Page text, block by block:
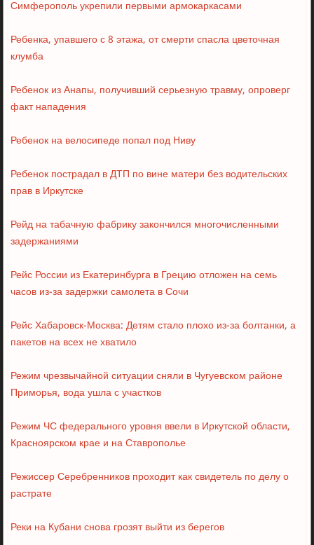
Симферополь укрепили первыми армокаркасами
Ребенка, упавшего с 8 этажа, от смерти спасла цветочная
клумба
Ребенок из Анапы, получивший серьезную травму, опроверг
факт нападения
Ребенок на велосипеде попал под Ниву
Ребенок пострадал в ДТП по вине матери без водительских
прав в Иркутске
Рейд на табачную фабрику закончился многочисленными
задержаниями
Рейс России из Екатеринбурга в Грецию отложен на семь
часов из-за задержки самолета в Сочи
Рейс Хабаровск-Москва: Детям стало плохо из-за болтанки, а
пакетов на всех не хватило
Режим чрезвычайной ситуации сняли в Чугуевском районе
Приморья, вода ушла с участков
Режим ЧС федерального уровня ввели в Иркутской области,
Красноярском крае и на Ставрополье
Режиссер Серебренников проходит как свидетель по делу о
растрате
Реки на Кубани снова грозят выйти из берегов